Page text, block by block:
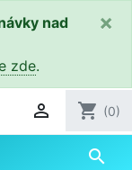
nad
zde.
×
 shopping_cart (0)
search